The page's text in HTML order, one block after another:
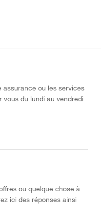
assurance ou les services
vous du lundi au vendredi
ou quelque chose à
ici des réponses ainsi